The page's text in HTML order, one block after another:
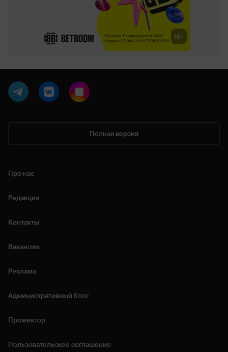
Полная версия
Про нас
Редакция
Контакты
Вакансии
Реклама
Административный блог
Прожектор
Пользовательское соглашение